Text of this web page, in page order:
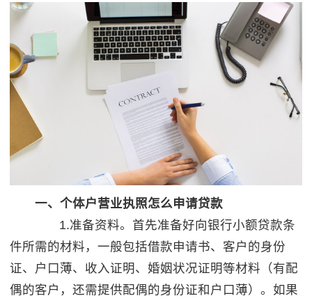
一、个体户营业执照怎么申请贷款
1.准备资料。首先准备好向银行小额贷款条
件所需的材料，一般包括借款申请书、客户的身份
证、户口薄、收入证明、婚姻状况证明等材料（有配
偶的客户，还需提供配偶的身份证和户口薄）。如果